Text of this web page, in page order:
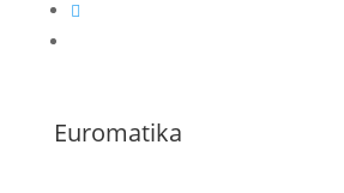
Euromatika